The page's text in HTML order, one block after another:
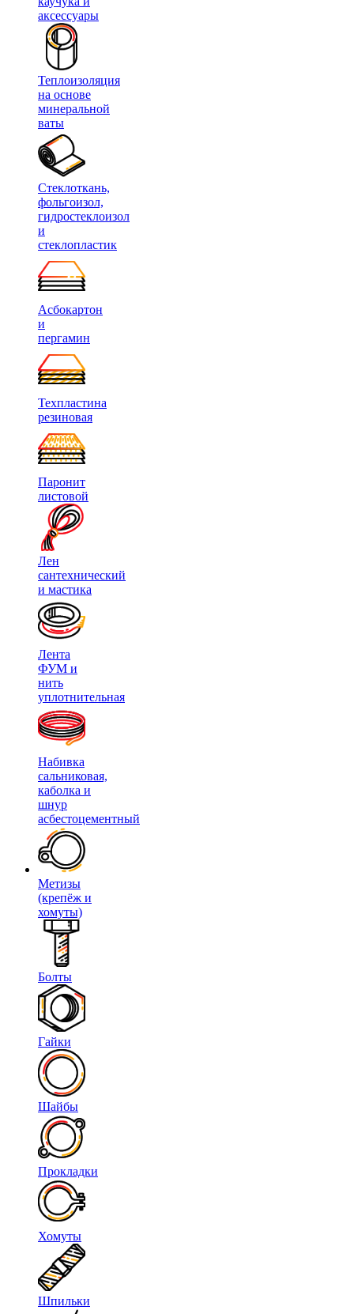
аксессуары
Теплоизоляция
на основе
минеральной
ваты
Стеклоткань,
фольгоизол,
гидростеклоизол
и
стеклопластик
Асбокартон
и
пергамин
Техпластина
резиновая
Паронит
листовой
Лен
сантехнический
и мастика
Лента
ФУМ и
нить
уплотнительная
Набивка
сальниковая,
каболка и
шнур
асбестоцементный
Метизы
(крепёж и
хомуты)
Болты
Гайки
Шайбы
Прокладки
Хомуты
Шпильки